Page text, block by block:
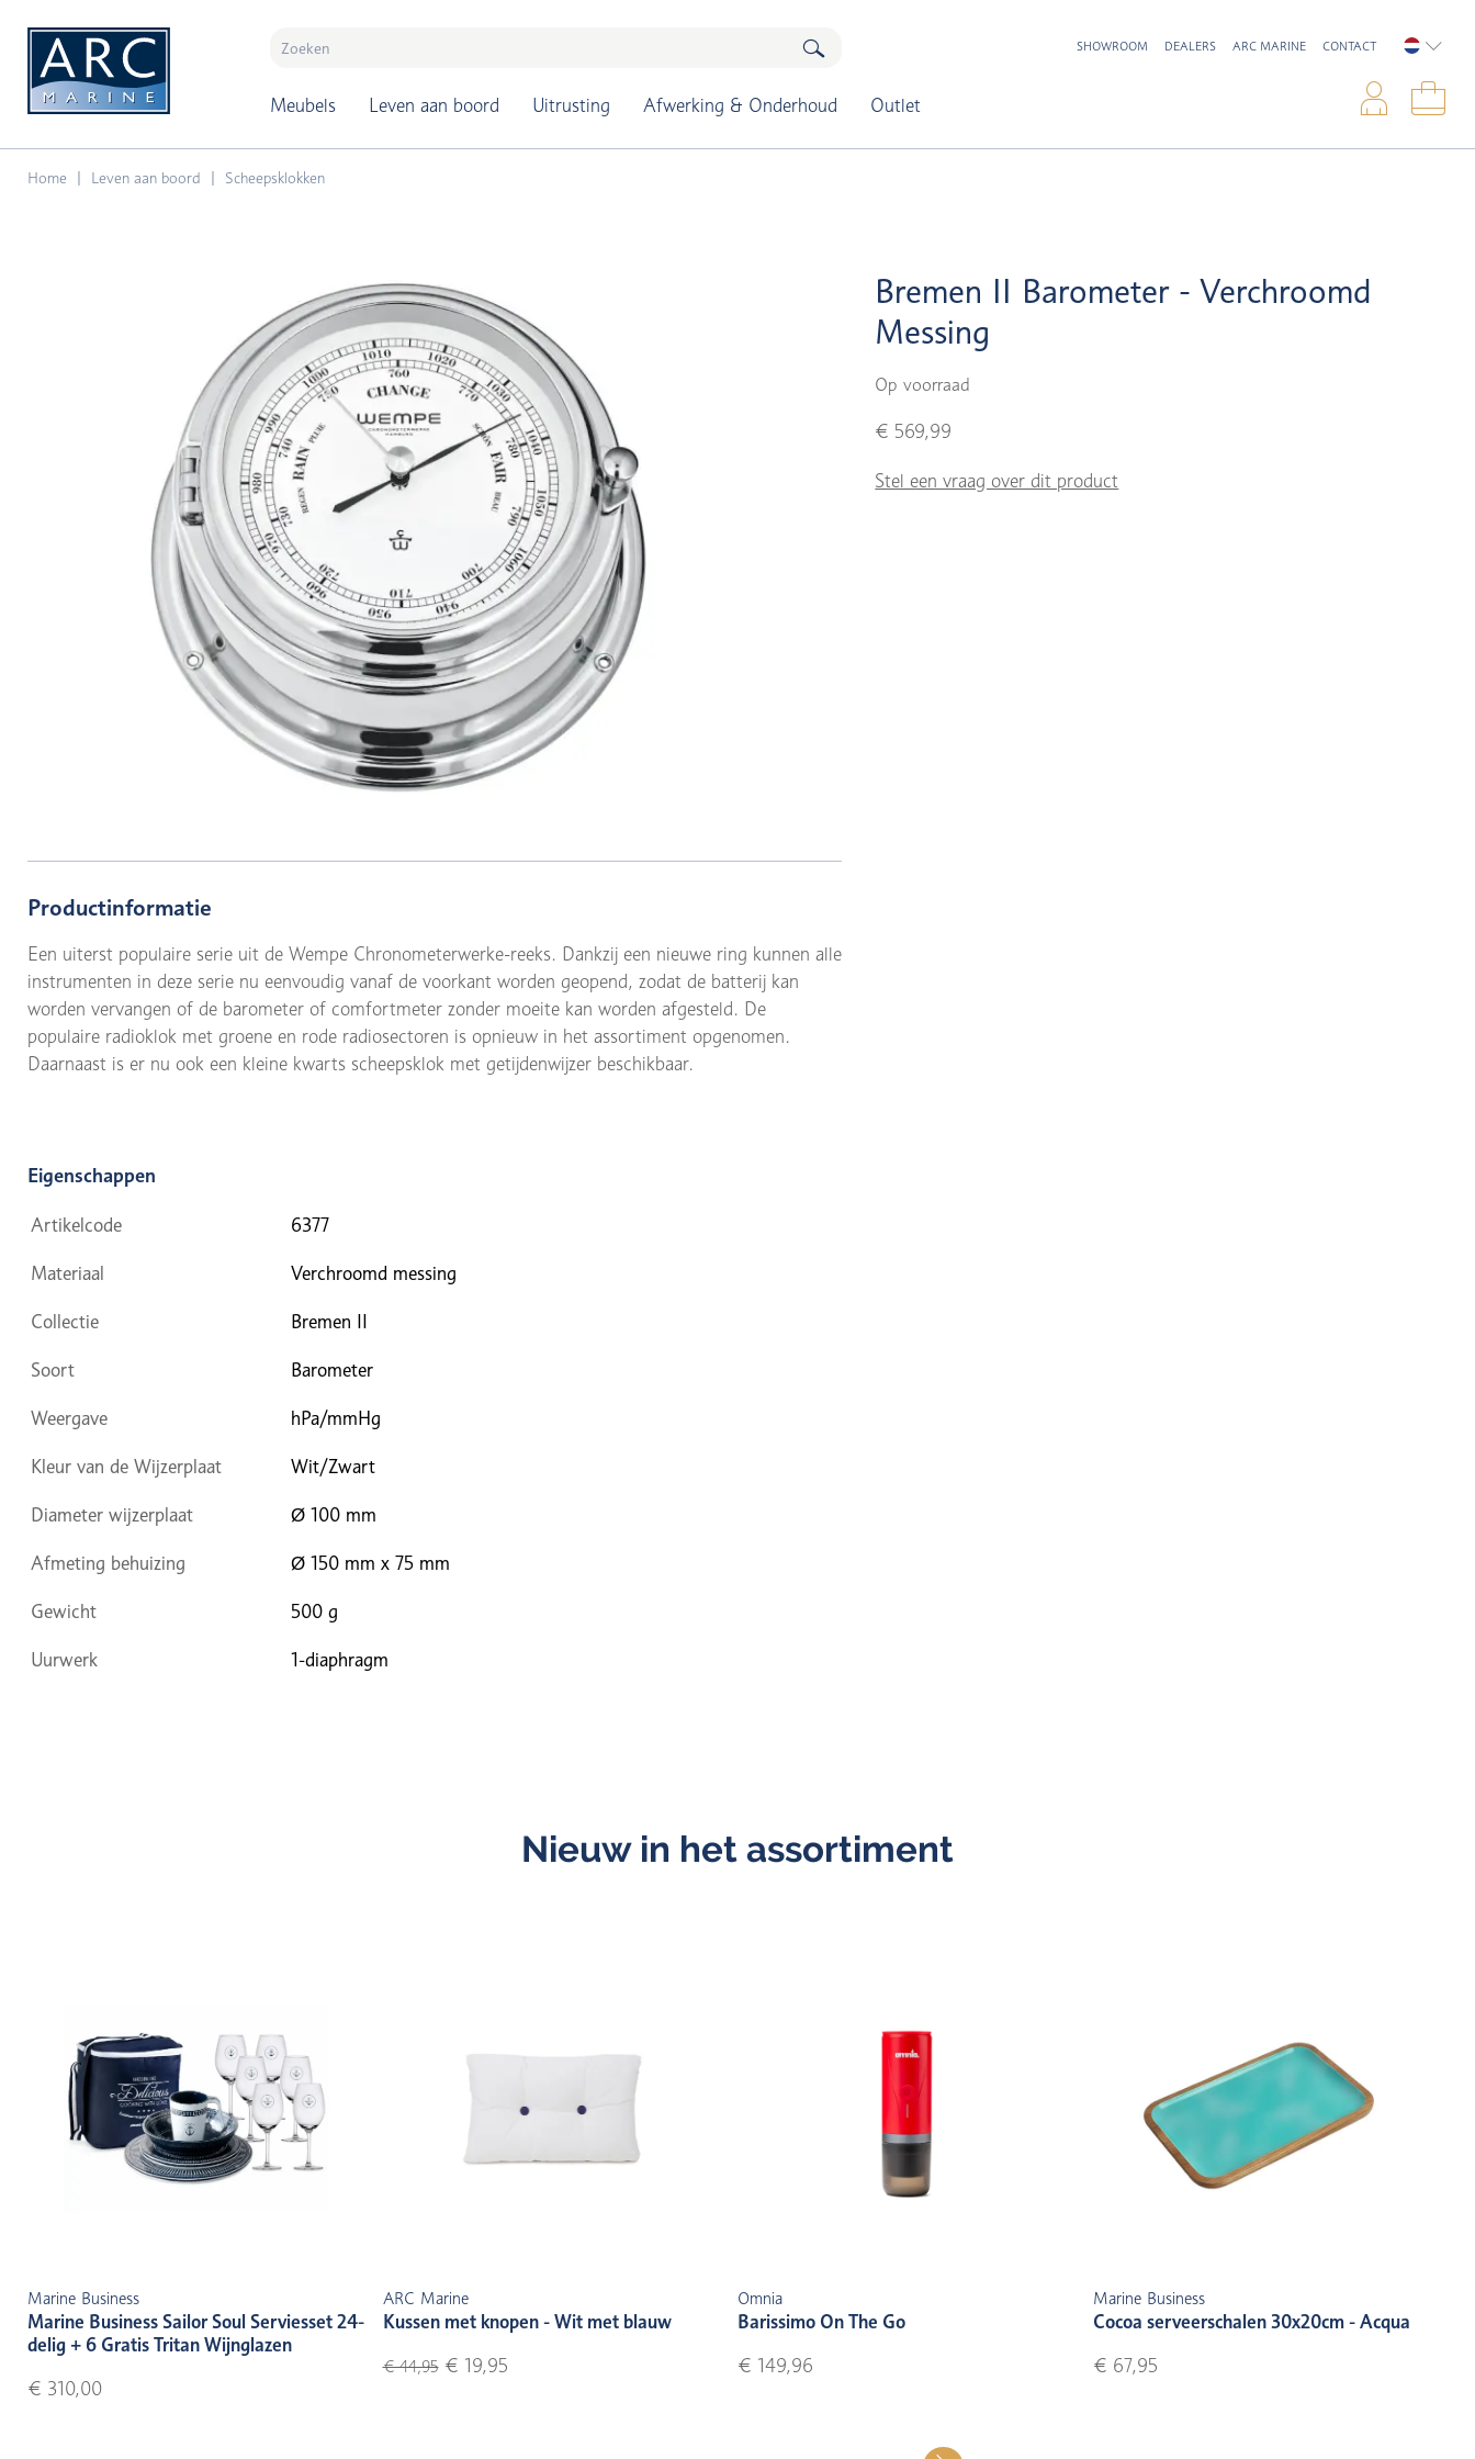
Meubels Leven aan boord Uitrusting Afwerking & Onderhoud Outlet
SHOWROOM DEALERS ARC MARINE CONTACT
Home Leven aan boord Scheepsklokken
Bremen II Barometer - Verchroomd
Messing
Op voorraad
€ 569,99
Stel een vraag over dit product
Productinformatie
Een uiterst populaire serie uit de Wempe Chronometerwerke-reeks. Dankzij een nieuwe ring kunnen alle
instrumenten in deze serie nu eenvoudig vanaf de voorkant worden geopend, zodat de batterij kan
worden vervangen of de barometer of comfortmeter zonder moeite kan worden afgesteld. De
populaire radioklok met groene en rode radiosectoren is opnieuw in het assortiment opgenomen.
Daarnaast is er nu ook een kleine kwarts scheepsklok met getijdenwijzer beschikbaar.
Eigenschappen
Artikelcode 6377
Materiaal Verchroomd messing
Collectie Bremen II
Soort Barometer
Weergave hPa/mmHg
Kleur van de Wijzerplaat Wit/Zwart
Diameter wijzerplaat Ø 100 mm
Afmeting behuizing Ø 150 mm x 75 mm
Gewicht 500 g
Uurwerk 1-diaphragm
Nieuw in het assortiment
Marine Business
Marine Business Sailor Soul Serviesset 24-
delig + 6 Gratis Tritan Wijnglazen
€ 310,00
ARC Marine
Kussen met knopen - Wit met blauw
€ 44,95€ 19,95
Omnia
Barissimo On The Go
€ 149,96
Marine Business
Cocoa serveerschalen 30x20cm - Acqua
€ 67,95